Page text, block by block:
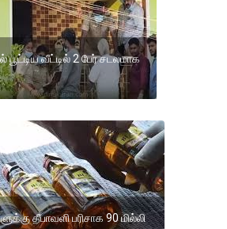
பூட்டிய வீட்டில் 2 பேர் சடலமாக
தீபாவளி பரிசாக 90 மில்லி